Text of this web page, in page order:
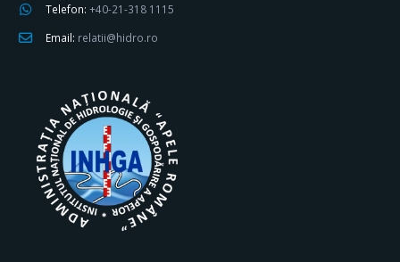
Telefon: +40-21-318 1115
Email: relatii@hidro.ro